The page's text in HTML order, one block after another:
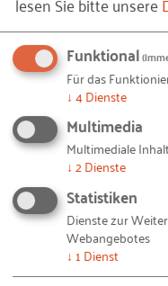
bedarf, die auf den
Personen aufbaut.
Mitarbeiter
den passenden
entsprechend zu
Funktional
Für das
↓ 4Dienste
Multimedia
Multimediale
↓ 2Dienste
Statistiken
Dienste zur
Webangebotes
↓ 1 Dienst